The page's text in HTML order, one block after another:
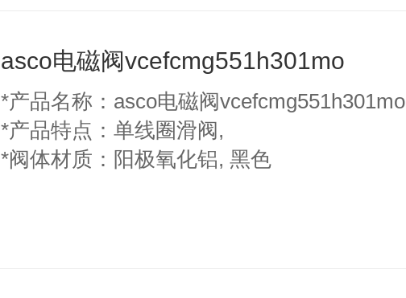
asco电磁阀vcefcmg551h301mo
*产品名称：asco电磁阀vcefcmg551h301mo
*产品特点：单线圈滑阀,
*阀体材质：阳极氧化铝, 黑色